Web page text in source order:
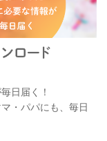
日届く！
・パパにも、毎日